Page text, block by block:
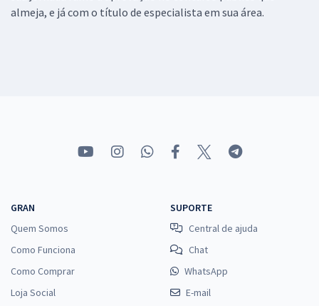
almeja, e já com o título de especialista em sua área.
GRAN
Quem Somos
Como Funciona
Como Comprar
Loja Social
SUPORTE
Central de ajuda
Chat
WhatsApp
E-mail